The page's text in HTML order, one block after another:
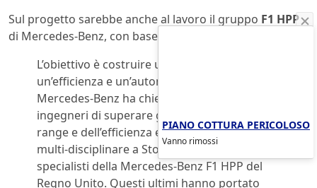
Sul progetto sarebbe anche al lavoro il gruppo F1 HPP
di Mercedes-Benz, con base nel Regno Unito:
L’obiettivo è costruire un veicolo elettrico con
un’efficienza e un’autonomia spettacolari.
Mercedes-Benz ha chiesto al suo gruppo di
ingegneri di superare gli attuali limiti del
range e dell’efficienza elettrica, con un team
multi-disciplinare a Stoccarda, supportato da
specialisti della Mercedes-Benz F1 HPP del
Regno Unito. Questi ultimi hanno portato
PIANO COTTURA PERICOLOSO
Vanno rimossi